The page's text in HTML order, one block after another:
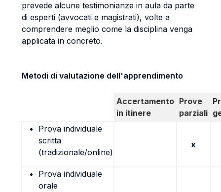
prevede alcune testimonianze in aula da parte
di esperti (avvocati e magistrati), volte a
comprendere meglio come la disciplina venga
applicata in concreto.
Metodi di valutazione dell'apprendimento
Accertamento
in itinere
Prove
parziali
Prova individuale
scritta
(tradizionale/online)
x
Prova individuale
orale